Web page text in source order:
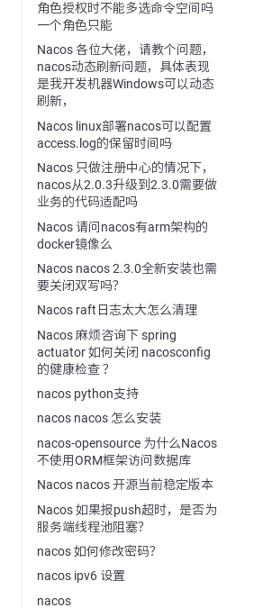
角色授权时不能多选命令空间吗
一个角色只能
Nacos 各位大佬，请教个问题，
nacos动态刷新问题，具体表现
是我开发机器Windows可以动态
刷新，
Nacos linux部署nacos可以配置
access.log的保留时间吗
Nacos 只做注册中心的情况下，
nacos从2.0.3升级到2.3.0需要做
业务的代码适配吗
Nacos 请问nacos有arm架构的
docker镜像么
Nacos nacos 2.3.0全新安装也需
要关闭双写吗？
Nacos raft日志太大怎么清理
Nacos 麻烦咨询下 spring
actuator 如何关闭 nacosconfig
的健康检查 ？
nacos python支持
nacos nacos 怎么安装
nacos-opensource 为什么Nacos
不使用ORM框架访问数据库
Nacos nacos 开源当前稳定版本
Nacos 如果报push超时，是否为
服务端线程池阻塞？
nacos 如何修改密码？
nacos ipv6 设置
nacos